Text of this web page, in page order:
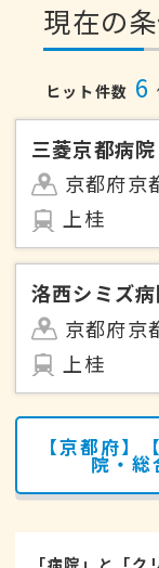
現在の
ヒット件数 6
三菱京都病院
京都府京
上桂
洛西シミズ
京都府京
上桂
【京都府】
院・総